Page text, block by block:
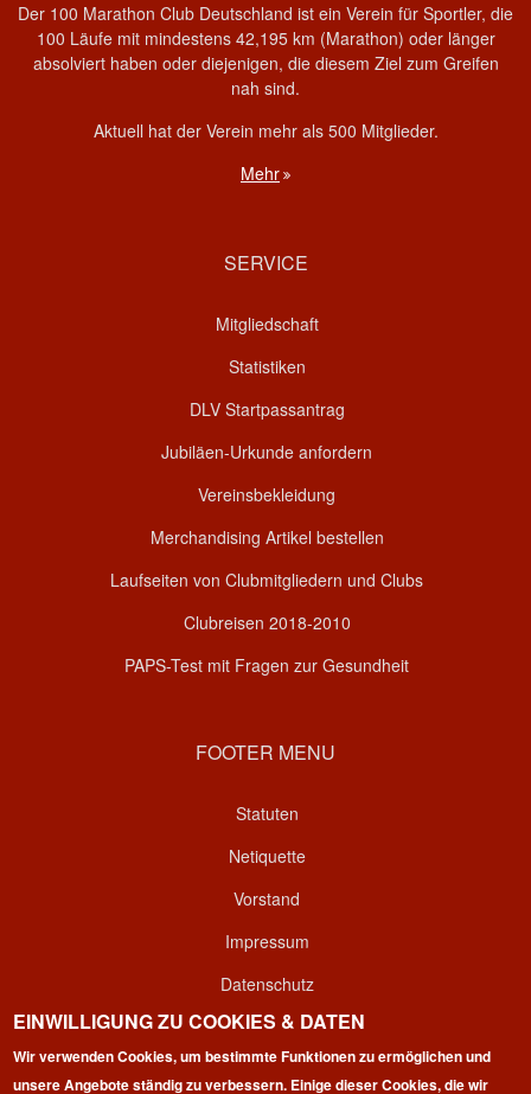
Der 100 Marathon Club Deutschland ist ein Verein für Sportler, die
100 Läufe mit mindestens 42,195 km (Marathon) oder länger
absolviert haben oder diejenigen, die diesem Ziel zum Greifen
nah sind.
Aktuell hat der Verein mehr als 500 Mitglieder.
Mehr
SERVICE
Mitgliedschaft
Statistiken
DLV Startpassantrag
Jubiläen-Urkunde anfordern
Vereinsbekleidung
Merchandising Artikel bestellen
Laufseiten von Clubmitgliedern und Clubs
Clubreisen 2018-2010
PAPS-Test mit Fragen zur Gesundheit
FOOTER MENU
Statuten
Netiquette
Vorstand
Impressum
Datenschutz
Kontakt
Login
EINWILLIGUNG ZU COOKIES & DATEN
Wir verwenden Cookies, um bestimmte Funktionen zu ermöglichen und
unsere Angebote ständig zu verbessern. Einige dieser Cookies, die wir